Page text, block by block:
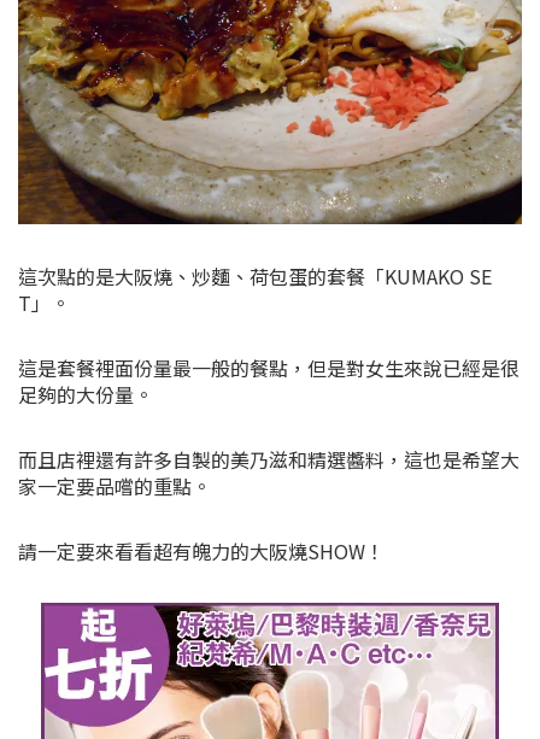
這次點的是大阪燒、炒麵、荷包蛋的套餐「KUMAKO SE
T」。
這是套餐裡面份量最一般的餐點，但是對女生來說已經是很
足夠的大份量。
而且店裡還有許多自製的美乃滋和精選醬料，這也是希望大
家一定要品嚐的重點。
請一定要來看看超有魄力的大阪燒SHOW！